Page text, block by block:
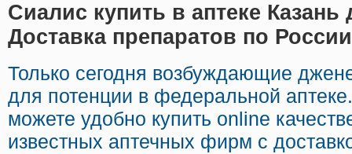
Сиалис купить в аптеке Казань
Доставка препаратов по России
Только сегодня возбуждающие
для потенции в федеральной
можете удобно купить online
известных аптечных фирм с